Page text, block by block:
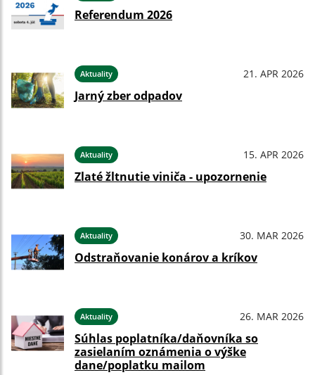
Referendum 2026
Aktuality 21. APR 2026
Jarný zber odpadov
Aktuality 15. APR 2026
Zlaté žltnutie viniča - upozornenie
Aktuality 30. MAR 2026
Odstraňovanie konárov a kríkov
Aktuality 26. MAR 2026
Súhlas poplatníka/daňovníka so
zasielaním oznámenia o výške
dane/poplatku mailom